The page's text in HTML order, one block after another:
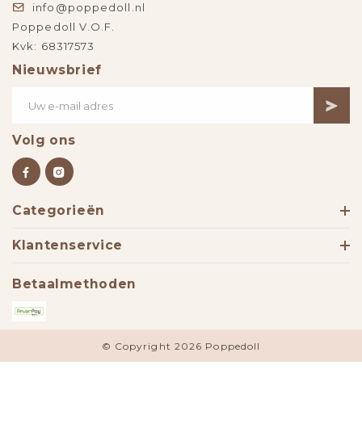
info@poppedoll.nl
Poppedoll V.O.F.
Kvk: 68317573
Nieuwsbrief
Volg ons
Categorieën
Klantenservice
Betaalmethoden
© Copyright 2026 Poppedoll